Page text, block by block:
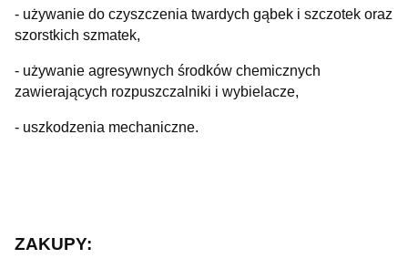
- używanie do czyszczenia twardych gąbek i szczotek oraz
szorstkich szmatek,
- używanie agresywnych środków chemicznych
zawierających rozpuszczalniki i wybielacze,
- uszkodzenia mechaniczne.
ZAKUPY: